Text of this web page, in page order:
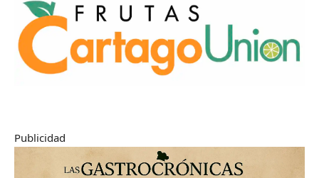
Publicidad